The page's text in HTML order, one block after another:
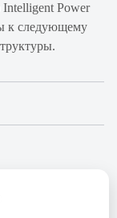
Intelligent Power
к следующему
от реального